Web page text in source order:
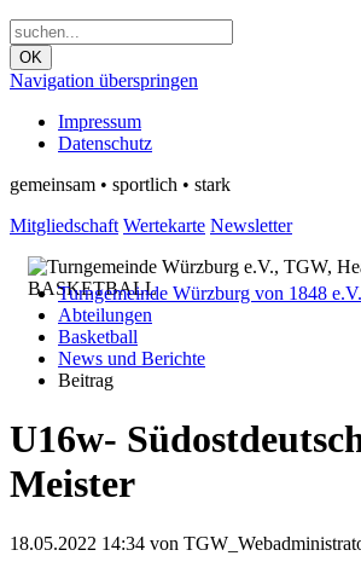
OK
Navigation überspringen
Impressum
Datenschutz
gemeinsam • sportlich • stark
Mitgliedschaft Wertekarte Newsletter
Turngemeinde Würzburg von 1848 e.V.
Abteilungen
Basketball
News und Berichte
Beitrag
U16w-
Meister
18.05.2022 14:34 von